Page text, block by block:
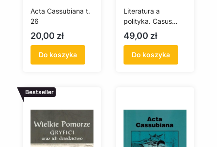
Acta Cassubiana t.
26
Cena
20,00 zł
Do koszyka
Literatura a
polityka. Casus
Pomorza i Kaszub
Cena
49,00 zł
Do koszyka
Bestseller